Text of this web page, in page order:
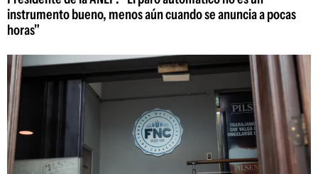
instrumento bueno, menos aún cuando se anuncia a pocas
horas"